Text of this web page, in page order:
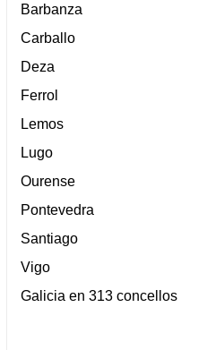
Barbanza
Carballo
Deza
Ferrol
Lemos
Lugo
Ourense
Pontevedra
Santiago
Vigo
Galicia en 313 concellos